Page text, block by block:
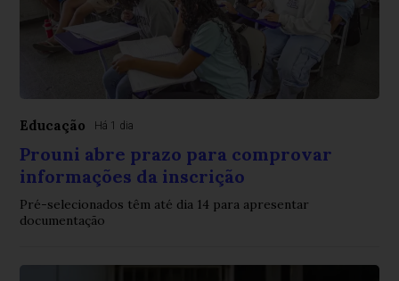
Educação Há 1 dia
Prouni abre prazo para comprovar
informações da inscrição
Pré-selecionados têm até dia 14 para apresentar
documentação